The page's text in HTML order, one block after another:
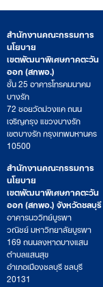
สำนักงานคณะกรรมการ
นโยบาย
เขตพัฒนาพิเศษภาคตะวัน
ออก (สกพอ.)
ชั้น 25 อาคารโทรคมนาคม
บางรัก
72 ซอยวัดม่วงแค ถนน
เจริญกรุง แขวงบางรัก
เขตบางรัก กรุงเทพมหานคร
10500
สำนักงานคณะกรรมการ
นโยบาย
เขตพัฒนาพิเศษภาคตะวัน
ออก (สกพอ.) จังหวัดชลบุรี
อาคารนววิทย์บูรพา
วณิชย์ มหาวิทยาลัยบูรพา
169 ถนนลงหาดบางแสน
ตำบลแสนสุข
อำเภอเมืองชลบุรี ชลบุรี
20131